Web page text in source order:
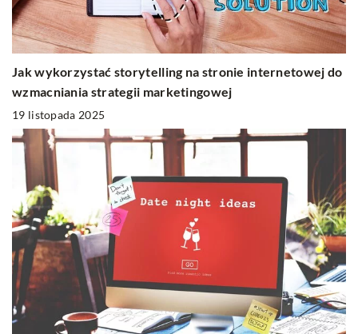
Jak wykorzystać storytelling na stronie internetowej do
wzmacniania strategii marketingowej
19 listopada 2025